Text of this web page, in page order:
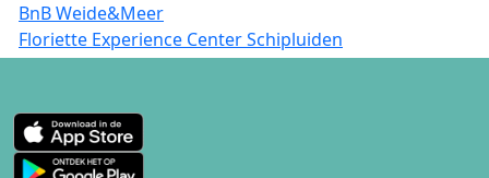
BnB Weide&Meer
Floriette Experience Center Schipluiden